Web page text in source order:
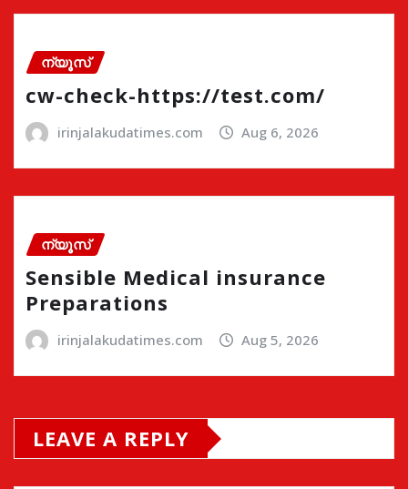
ന്യൂസ്
cw-check-https://test.com/
irinjalakudatimes.com Aug 6, 2026
ന്യൂസ്
Sensible Medical insurance
Preparations
irinjalakudatimes.com Aug 5, 2026
LEAVE A REPLY